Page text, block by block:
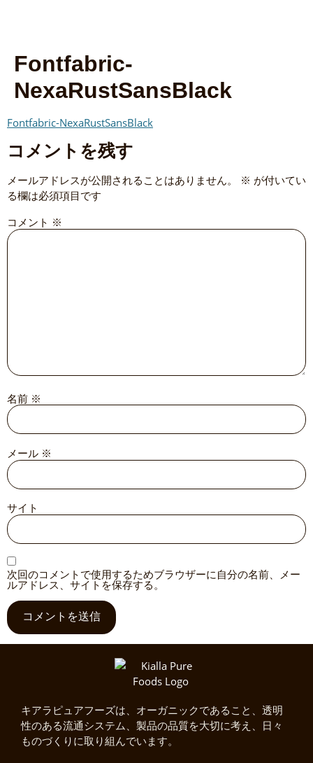
Fontfabric-
NexaRustSansBlack
Fontfabric-NexaRustSansBlack
コメントを残す
メールアドレスが公開されることはありません。 ※ が付いてい
る欄は必須項目です
コメント ※
名前 ※
メール ※
サイト
次回のコメントで使用するためブラウザーに自分の名前、メー
ルアドレス、サイトを保存する。
キアラピュアフーズは、オーガニックであること、透明
性のある流通システム、製品の品質を大切に考え、日々
ものづくりに取り組んでいます。